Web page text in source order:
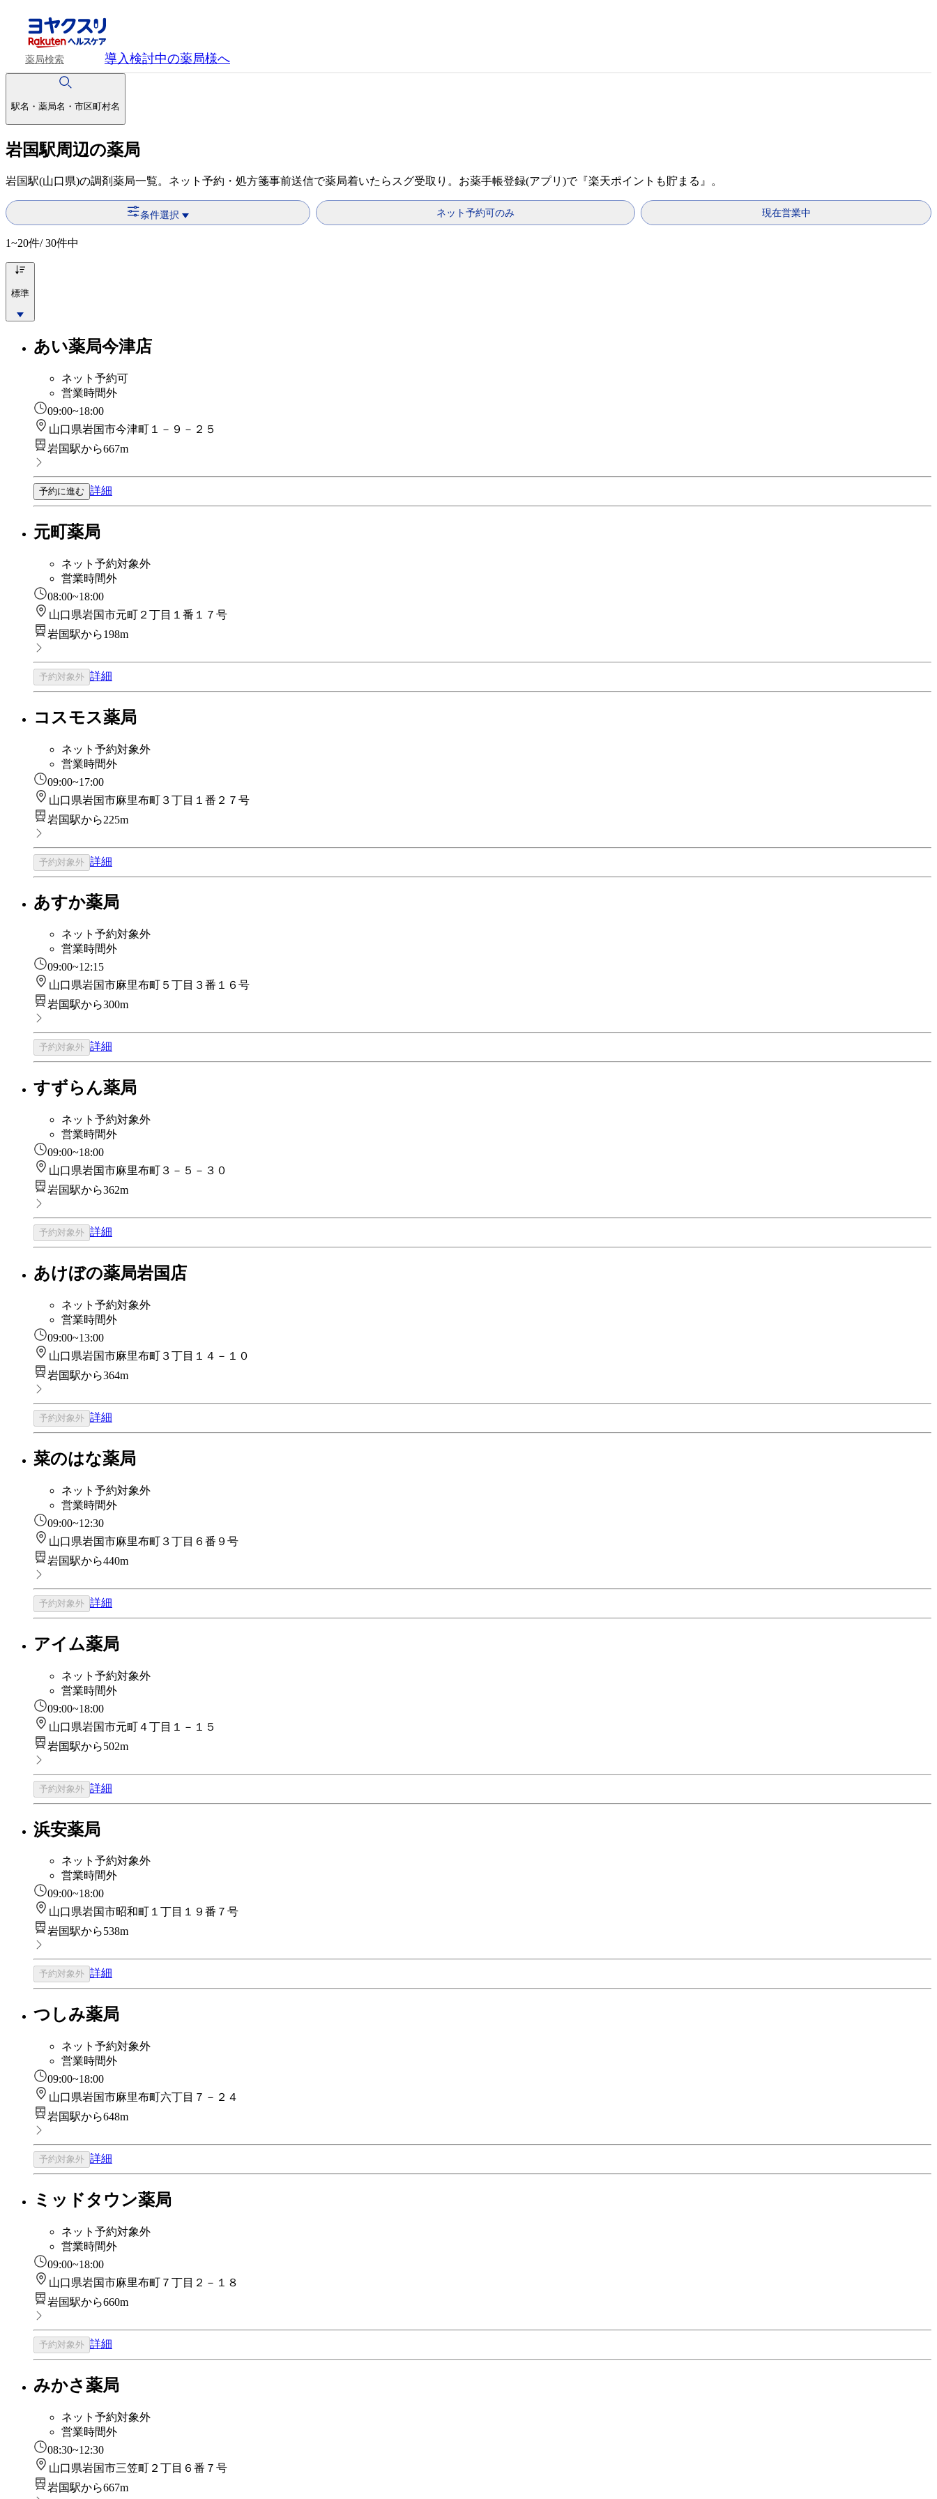
薬局検索 導入検討中の薬局様へ
駅名・薬局名・市区町村名
岩国駅周辺の薬局
岩国駅(山口県)の調剤薬局一覧。ネット予約・処方箋事前送信で薬局着いたらスグ受取り。お薬手帳登録(アプリ)で『楽天ポイントも貯まる』。
条件選択 ネット予約可のみ 現在営業中
1~20件/ 30件中
標準
あい薬局今津店
ネット予約可
営業時間外
09:00~18:00
山口県岩国市今津町１－９－２５
岩国駅から667m
予約に進む 詳細
元町薬局
ネット予約対象外
営業時間外
08:00~18:00
山口県岩国市元町２丁目１番１７号
岩国駅から198m
予約対象外 詳細
コスモス薬局
ネット予約対象外
営業時間外
09:00~17:00
山口県岩国市麻里布町３丁目１番２７号
岩国駅から225m
予約対象外 詳細
あすか薬局
ネット予約対象外
営業時間外
09:00~12:15
山口県岩国市麻里布町５丁目３番１６号
岩国駅から300m
予約対象外 詳細
すずらん薬局
ネット予約対象外
営業時間外
09:00~18:00
山口県岩国市麻里布町３－５－３０
岩国駅から362m
予約対象外 詳細
あけぼの薬局岩国店
ネット予約対象外
営業時間外
09:00~13:00
山口県岩国市麻里布町３丁目１４－１０
岩国駅から364m
予約対象外 詳細
菜のはな薬局
ネット予約対象外
営業時間外
09:00~12:30
山口県岩国市麻里布町３丁目６番９号
岩国駅から440m
予約対象外 詳細
アイム薬局
ネット予約対象外
営業時間外
09:00~18:00
山口県岩国市元町４丁目１－１５
岩国駅から502m
予約対象外 詳細
浜安薬局
ネット予約対象外
営業時間外
09:00~18:00
山口県岩国市昭和町１丁目１９番７号
岩国駅から538m
予約対象外 詳細
つしみ薬局
ネット予約対象外
営業時間外
09:00~18:00
山口県岩国市麻里布町六丁目７－２４
岩国駅から648m
予約対象外 詳細
ミッドタウン薬局
ネット予約対象外
営業時間外
09:00~18:00
山口県岩国市麻里布町７丁目２－１８
岩国駅から660m
予約対象外 詳細
みかさ薬局
ネット予約対象外
営業時間外
08:30~12:30
山口県岩国市三笠町２丁目６番７号
岩国駅から667m